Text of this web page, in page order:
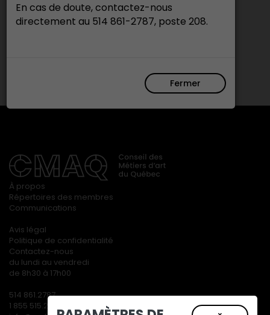
En cas de doute, contactez-nous
directement au 514 861-2787, poste 208.
Fermer
À propos
Répertoires des membres
Communications
Avis légal
Politique de confidentialité
Contactez-nous
du lundi au vendredi
de 8h30 à 17h00
514 861.2787
1 855 515.2787